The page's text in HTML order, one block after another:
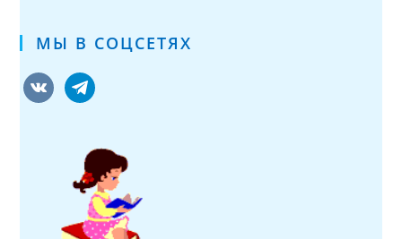
МЫ В СОЦСЕТЯХ
vkontaktetelegram